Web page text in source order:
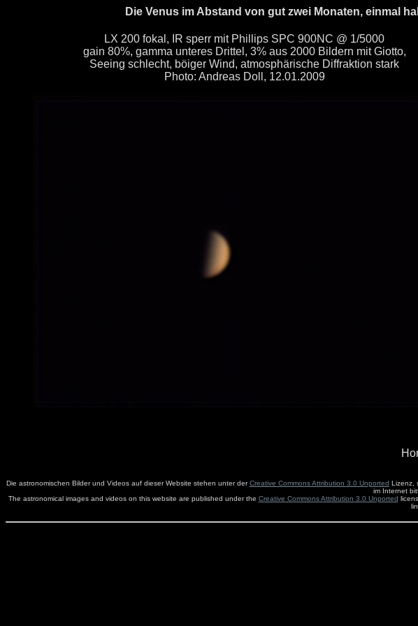
Die Venus im Abstand von gut zwei Monaten, einmal
LX 200 fokal, IR sperr mit Phillips SPC 900NC @ 1/5000
gain 80%, gamma unteres Drittel, 3% aus 2000 Bildern mit Giotto,
Seeing schlecht, böiger Wind, atmosphärische Diffraktion stark
Photo: Andreas Doll, 12.01.2009
Die astronomischen Bilder und Videos auf dieser Website stehen unter derCreative Commons Attribution 3.0 Unported Lizenz,
im Internet
The astronomical images and videos on this website are published under the Creative Commons Attribution 3.0 Unported